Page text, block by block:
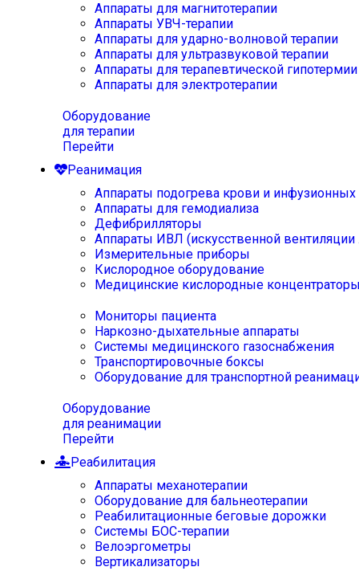
Аппараты для магнитотерапии
Аппараты УВЧ-терапии
Аппараты для ударно-волновой терапии
Аппараты для ультразвуковой терапии
Аппараты для терапевтической
Аппараты для электротерапии
Оборудование
для терапии
Перейти
Реанимация
Аппараты подогрева крови и инфузионных
Аппараты для гемодиализа
Дефибрилляторы
Аппараты ИВЛ (искусственной вентиляции
Измерительные приборы
Кислородное оборудование
Медицинские кислородные
Мониторы пациента
Наркозно-дыхательные аппараты
Системы медицинского газоснабжения
Транспортировочные боксы
Оборудование для транспортной
Оборудование
для реанимации
Перейти
Реабилитация
Аппараты механотерапии
Оборудование для бальнеотерапии
Реабилитационные беговые дорожки
Системы БОС-терапии
Велоэргометры
Вертикализаторы